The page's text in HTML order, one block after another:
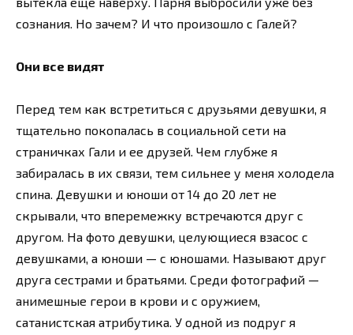
сознания. Но зачем? И что произошло с Галей?
Они все видят
Перед тем как встретиться с друзьями девушки, я
тщательно покопалась в социальной сети на
страничках Гали и ее друзей. Чем глубже я
забиралась в их связи, тем сильнее у меня холодела
спина. Девушки и юноши от 14 до 20 лет не
скрывали, что вперемежку встречаются друг с
другом. На фото девушки, целующиеся взасос с
девушками, а юноши — с юношами. Называют друг
друга сестрами и братьями. Среди фотографий —
анимешные герои в крови и с оружием,
сатанистская атрибутика. У одной из подруг я